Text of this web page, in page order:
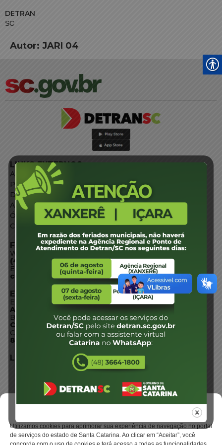
Gerenciar Cookies
Utilizamos cookies para aprimorar sua experiência de navegação no portal
de serviços do estado de Santa Catarina. Ao clicar em “Aceitar”, você
DETRAN
SC
Autor: JARI 04
LINKS EXTERNOS
Agência de Notícias
Portal de Serviços
Diário Oficial
Acesso à Informação
Órgãos do Governo
Conheça SC
FALE CONOSCO
WhatsApp:
(48) 3664-1800
E-mail:
centraldeinformacoes@detran.sc.gov.br
ENDEREÇO
Endereço:
Av. Almirante Tamandaré - 480
Bairro:
Coqueiros, Florianópolis SC
CEP:
88.080-160
LOCALIZAÇÃO